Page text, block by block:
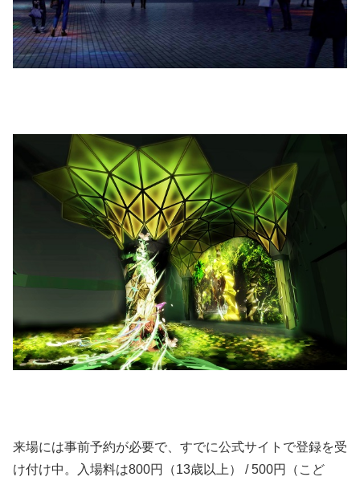
来場には事前予約が必要で、すでに公式サイトで登録を受
け付け中。入場料は800円（13歳以上） / 500円（こど